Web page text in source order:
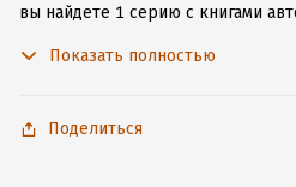
вы найдете 1 серию с книгами
не расставаться с любимыми
Показать полностью
Поделиться